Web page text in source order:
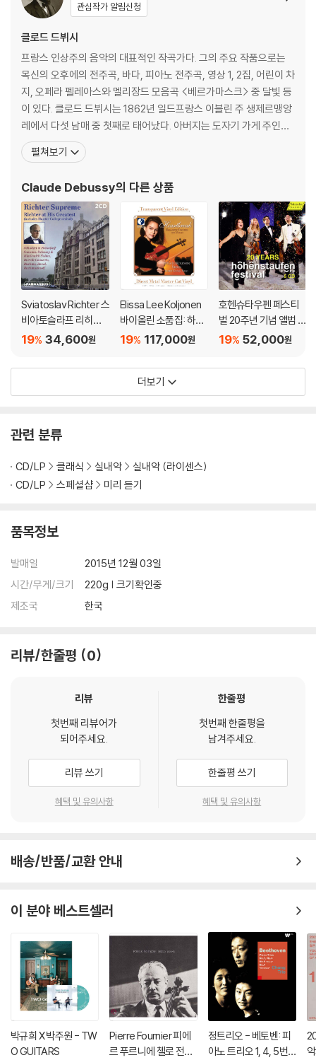
관심작가 알림신청
클로드 드뷔시
프랑스 인상주의 음악의 대표적인 작곡가다. 그의 주요 작품으로는
목신의 오후에의 전주곡, 바다, 피아노 전주곡, 영상 1, 2집, 어린이 차
지, 오페라 펠레아스와 멜리장드 모음곡 <베르가마스크> 중 달빛 등
이 있다. 클로드 드뷔시는 1862년 일드프랑스 이블린 주 생제르맹앙
레에서 다섯 남매 중 첫째로 태어났다. 아버지는 도자기 가게 주인이
었고, 어머니는 재봉사였다. 그는 7세 때 그보다 나이가 많은 체루티
라는 이름의 이탈리아 아이와 함께 피아노를 배우기 시작했다. 드뷔
고 겁많은 소년 드뷔시는 마리 모
펼쳐보기
Claude Debussy의 다른 상품
Sviatoslav Richter 스
비아토슬라프 리히테
르 라이브 레코딩 모음
e: Richter at His Gre
34,600원
19%
Elissa Lee Koljonen
바이올린 소품집: 하트
브레이크 (Heartbrea
s For Violin) [투명 클
리어 컬러 2LP]
117,000원
19%
호헨슈타우펜 페스티
벌 20주년 기념 앨범 (2
0 Years - Hohensta
세트]
52,000원
19%
더보기
관련 분류
CD/LP 클래식 실내악
실내악 (라이센스)
CD/LP
스페셜샵 미리 듣기
품목정보
발매일
2015년 12월 03일
시간/무게/크기
220g | 크기확인중
제조국
한국
리뷰/한줄평 0
리뷰
첫번째 리뷰어가
되어주세요.
리뷰 쓰기
혜택 및 유의사항
한줄평
첫번째 한줄평을
남겨주세요.
한줄평 쓰기
혜택 및 유의사항
배송/반품/교환 안내
이 분야 베스트셀러
박규희 X 박주원 - TW
O GUITARS
Pierre Fournier 피에
르 푸르니에 첼로 전집
정트리오 - 베토벤: 피
아노 트리오 1, 4, 5번 `